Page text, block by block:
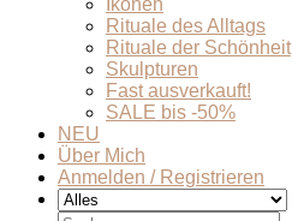
Ikonen
Rituale des Alltags
Rituale der Schönheit
Skulpturen
Fast ausverkauft!
SALE bis -50%
NEU
Über Mich
Anmelden / Registrieren